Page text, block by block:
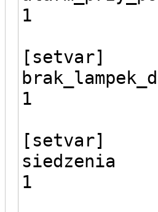
1
[setvar]
1
[setvar]
siedzenia
1